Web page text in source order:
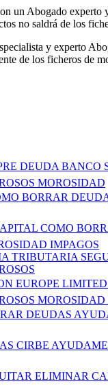
un Abogado
no saldrá de los
y experto
de los ficheros de
DEUDA
MOROSIDAD
BORRAR
COMO
IMPAGOS
TRIBUTARIA
EUROPE
MOROSIDAD
DEUDAS
CIRBE
ELIMINAR